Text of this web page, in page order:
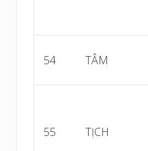
54 TÂM
55 TỊCH